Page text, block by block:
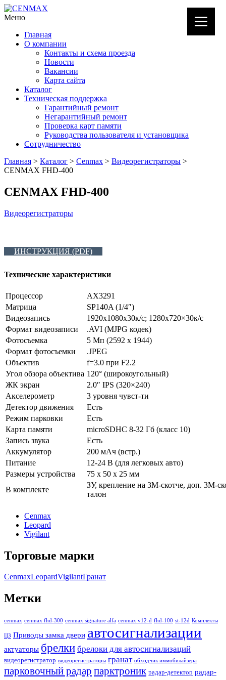
Меню
Главная
О компании
Контакты и схема проезда
Новости
Вакансии
Карта сайта
Каталог
Техническая поддержка
Гарантийный ремонт
Негарантийный ремонт
Проверка карт памяти
Руководства пользователя и установщика
Сотрудничество
Главная > Каталог > Cenmax > Видеорегистраторы >
CENMAX FHD-400
CENMAX FHD-400
Видеорегистраторы
ИНСТРУКЦИЯ (PDF)
Технические характеристики
Процессор
AX3291
Матрица
SP140A (1/4″)
Видеозапись
1920х1080х30к/с; 1280х720×30к/с
Формат видеозаписи
.AVI (MJPG кодек)
Фотосъемка
5 Мп (2592 x 1944)
Формат фотосъемки
.JPEG
Объектив
f=3.0 при F2.2
Угол обзора объектива 120° (широкоугольный)
ЖК экран
2.0″ IPS (320×240)
Акселерометр
3 уровня чувст-ти
Детектор движения
Есть
Режим парковки
Есть
Карта памяти
microSDHC 8-32 Гб (класс 10)
Запись звука
Есть
Аккумулятор
200 мАч (встр.)
Питание
12-24 В (для легковых авто)
Размеры устройства
75 х 50 х 25 мм
В комплекте
ЗУ, крепление на 3М-скотче, доп. 3М-
талон
Cenmax
Leopard
Vigilant
Торговые марки
CenmaxLeopardVigilantГранат
Метки
cenmax cenmax fhd-300 cenmax signature alfa cenmax v12-d fhd-100 st-12d Комплекты
ЦЗ Приводы замка двери автосигнализации
актуаторы брелки брелоки для автосигнализаций
видеорегистратор видеорегистраторы гранат обходчик иммобилайзера
парковочный радар парктроник радар-детектор радар-